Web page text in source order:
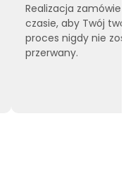
Realizacja zamówień
czasie, aby Twój
proces nigdy nie
przerwany.